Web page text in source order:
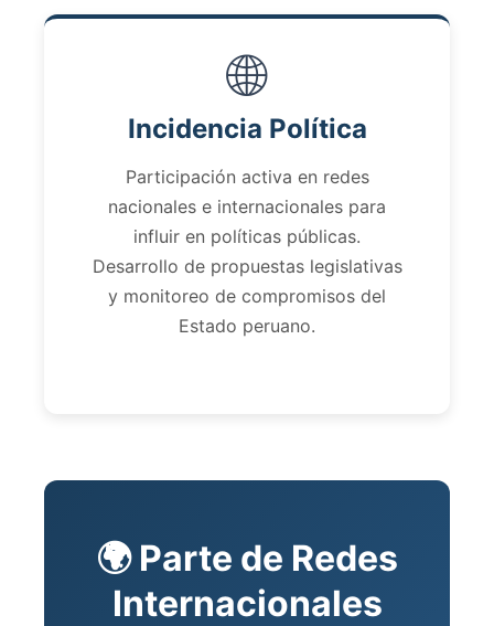
🌐
Incidencia Política
Participación activa en redes
nacionales e internacionales para
influir en políticas públicas.
Desarrollo de propuestas legislativas
y monitoreo de compromisos del
Estado peruano.
🌍 Parte de Redes
Internacionales